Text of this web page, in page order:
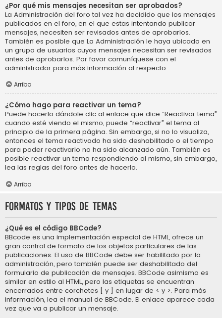
¿Por qué mis mensajes necesitan ser aprobados?
La Administración del foro tal vez ha decidido que los mensajes
publicados en el foro, en el que estas intentando publicar
mensajes, necesiten ser revisados antes de aprobarlos.
También es posible que La Administración le haya ubicado en
un grupo de usuarios cuyos mensajes necesitan ser revisados
antes de aprobarlos. Por favor comuníquese con el
administrador para más información al respecto.
Arriba
¿Cómo hago para reactivar un tema?
Puede hacerlo dándole clic al enlace que dice “Reactivar tema”
cuando esté viendo el mismo, puede “reactivar” el tema al
principio de la primera página. Sin embargo, si no lo visualiza,
entonces el tema reactivado ha sido deshabilitado o el tiempo
para poder reactivarlo no ha sido alcanzado aún. También es
posible reactivar un tema respondiendo al mismo, sin embargo,
lea las reglas del foro antes de hacerlo.
Arriba
Formatos y tipos de temas
¿Qué es el código BBCode?
BBcode es una implementación especial de HTML, ofrece un
gran control de formato de los objetos particulares de las
publicaciones. El uso de BBCode debe ser habilitado por la
administración, pero también puede ser deshabilitado del
formulario de publicación de mensajes. BBCode asimismo es
similar en estilo al HTML, pero las etiquetas se encuentran
encerrados entre corchetes [ y ] en lugar de < y >. Para más
información, lea el manual de BBCode. El enlace aparece cada
vez que va a publicar un mensaje.